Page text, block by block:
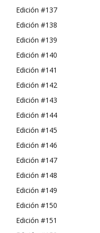
Edición #137
Edición #138
Edición #139
Edición #140
Edición #141
Edición #142
Edición #143
Edición #144
Edición #145
Edición #146
Edición #147
Edición #148
Edición #149
Edición #150
Edición #151